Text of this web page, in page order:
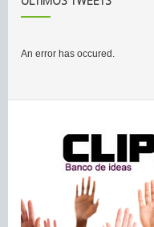
An error has occured.